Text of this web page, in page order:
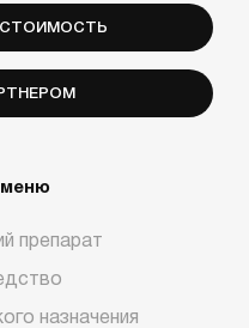
препарат
назначения